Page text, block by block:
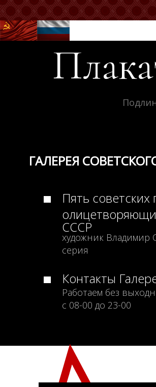
ГАЛЕРЕЯ
Пять советских
СССР
художник Владимир
серия
Контакты
Работаем без
с 08-00 до 23-00